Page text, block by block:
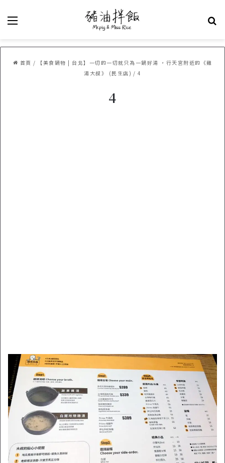
首頁 /
【美食鍋物 | 台北】一切的一切就只為一鍋好湯 ，行天宮附近的《雞
湯大叔》 (民生店) / 4
4